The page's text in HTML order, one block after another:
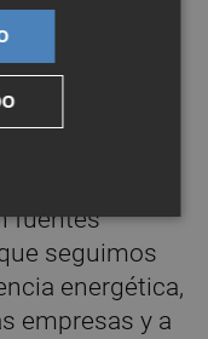
tanto, la
la aliada
que
no se
fuentes
seguimos
energética,
empresas y a